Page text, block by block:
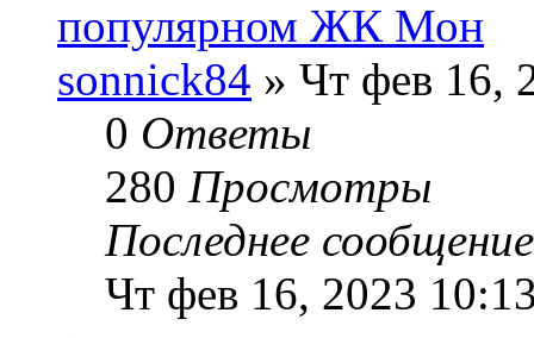
популярном ЖК Мон
sonnick84 » Чт фев 16,
0 Ответы
280 Просмотры
Последнее
Чт фев 16, 2023